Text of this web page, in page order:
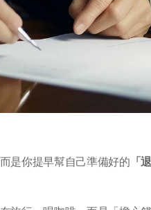
是你提早幫自己準備好的 「